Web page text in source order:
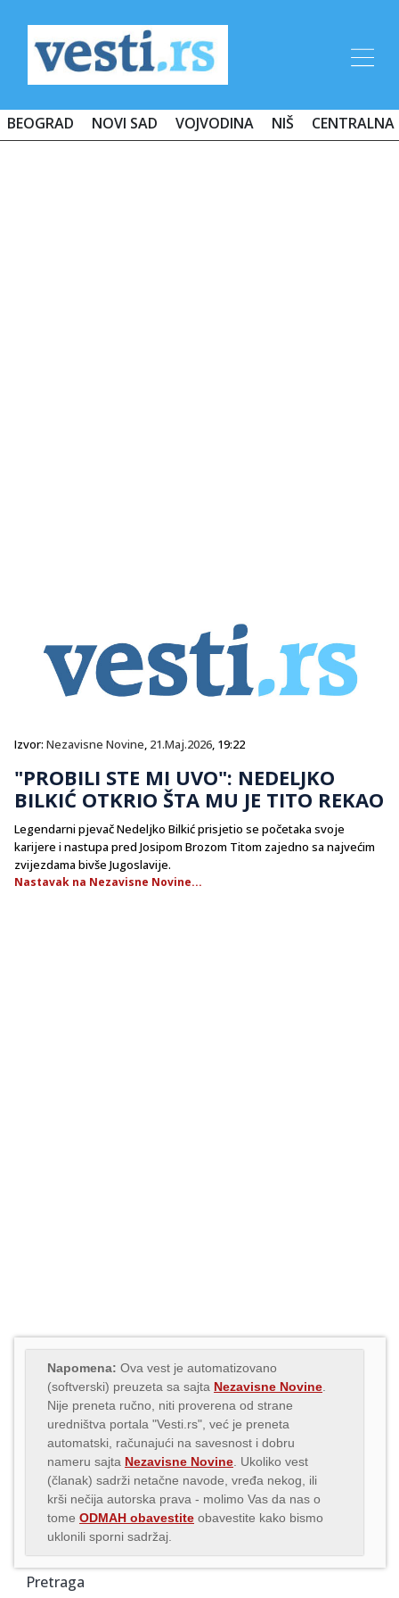
BEOGRAD NOVI SAD VOJVODINA NIŠ CENTRALNA
Izvor: Nezavisne Novine, 21.Maj.2026, 19:22
"PROBILI STE MI UVO": NEDELJKO
BILKIĆ OTKRIO ŠTA MU JE TITO REKAO
Legendarni pjevač Nedeljko Bilkić prisjetio se početaka svoje
karijere i nastupa pred Josipom Brozom Titom zajedno sa najvećim
zvijezdama bivše Jugoslavije.
Nastavak na Nezavisne Novine...
Napomena: Ova vest je automatizovano
(softverski) preuzeta sa sajta Nezavisne Novine
Nije preneta ručno, niti proverena od strane
uredništva portala "Vesti.rs", već je preneta
automatski, računajući na savesnost i dobru
nameru sajta Nezavisne Novine . Ukoliko vest
(članak) sadrži netačne navode, vređa nekog, ili
krši nečija autorska prava - molimo Vas da nas o
tome ODMAH obavestite obavestite kako bismo
uklonili sporni sadržaj.
Pretraga